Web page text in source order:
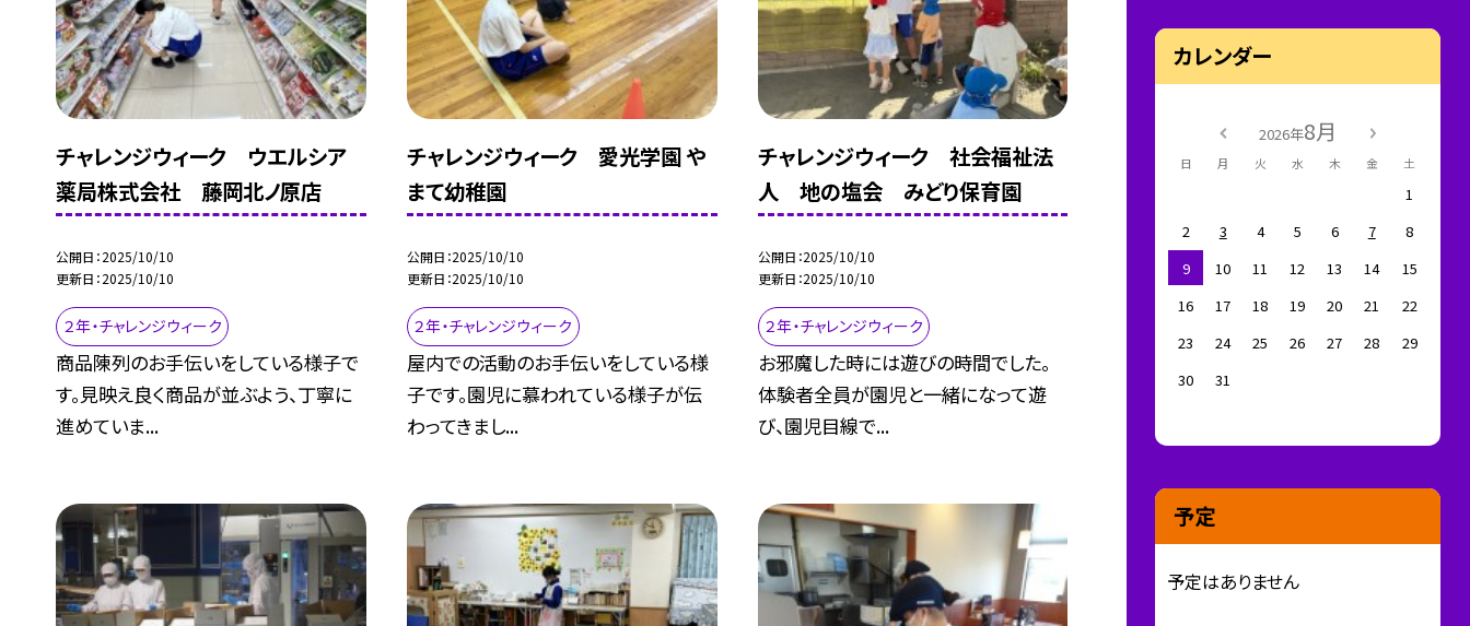
チャレンジウィーク ウエルシア
薬局株式会社 藤岡北ノ原店
公開日 2025/10/10
更新日 2025/10/10
２年・チャレンジウィーク
商品陳列のお手伝いをしている様子で
す。見映え良く商品が並ぶよう、丁寧に
進めていま...
チャレンジウィーク 愛光学園 や
まて幼稚園
公開日 2025/10/10
更新日 2025/10/10
２年・チャレンジウィーク
屋内での活動のお手伝いをしている様
子です。園児に慕われている様子が伝
わってきまし...
チャレンジウィーク 社会福祉法
人 地の塩会 みどり保育園
公開日 2025/10/10
更新日 2025/10/10
２年・チャレンジウィーク
お邪魔した時には遊びの時間でした。
体験者全員が園児と一緒になって遊
び、園児目線で...
カレンダー
2026年8月
日 月 火 水 木 金 土
1
2
3 4 5 6 7
8
9
10 11 12 13 14
15
16
17 18 19 20 21
22
23
24 25 26 27 28
29
30
31
予定
予定はありません